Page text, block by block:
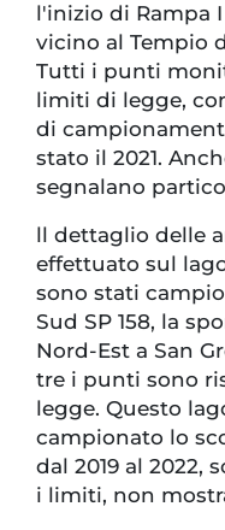
l'inizio di Rampa
vicino al Tempio
Tutti i punti
limiti di legge,
di
stato il 2021.
segnalano
ll dettaglio delle
effettuato sul
sono stati
Sud SP 158, la
Nord-Est a San
tre i punti sono
legge. Questo
campionato lo
dal 2019 al 2022,
i limiti, non